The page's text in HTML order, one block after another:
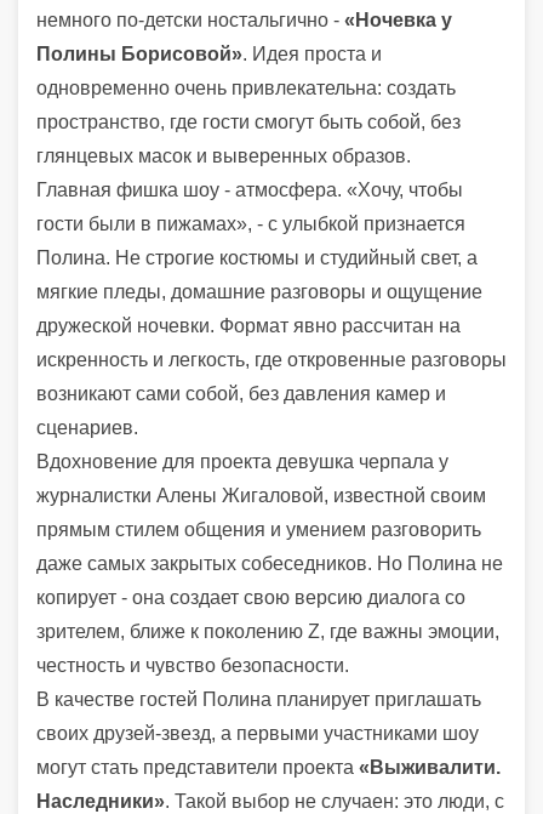
немного по-детски ностальгично - «Ночевка у
Полины Борисовой». Идея проста и
одновременно очень привлекательна: создать
пространство, где гости смогут быть собой, без
глянцевых масок и выверенных образов.
Главная фишка шоу - атмосфера. «Хочу, чтобы
гости были в пижамах», - с улыбкой признается
Полина. Не строгие костюмы и студийный свет, а
мягкие пледы, домашние разговоры и ощущение
дружеской ночевки. Формат явно рассчитан на
искренность и легкость, где откровенные разговоры
возникают сами собой, без давления камер и
сценариев.
Вдохновение для проекта девушка черпала у
журналистки Алены Жигаловой, известной своим
прямым стилем общения и умением разговорить
даже самых закрытых собеседников. Но Полина не
копирует - она создает свою версию диалога со
зрителем, ближе к поколению Z, где важны эмоции,
честность и чувство безопасности.
В качестве гостей Полина планирует приглашать
своих друзей-звезд, а первыми участниками шоу
могут стать представители проекта «Выживалити.
Наследники». Такой выбор не случаен: это люди, с